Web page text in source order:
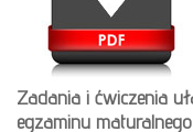
Zadania i ćwiczenia
egzaminu